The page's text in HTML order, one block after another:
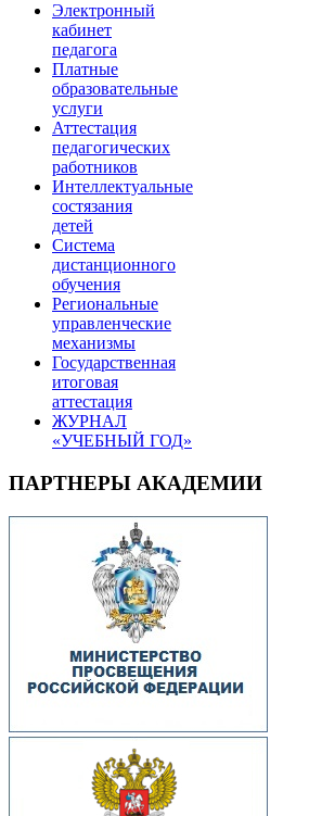
Электронный
кабинет
педагога
Платные
образовательные
услуги
Аттестация
педагогических
работников
Интеллектуальные
состязания
детей
Система
дистанционного
обучения
Региональные
управленческие
механизмы
Государственная
итоговая
аттестация
ЖУРНАЛ
«УЧЕБНЫЙ ГОД»
ПАРТНЕРЫ АКАДЕМИИ